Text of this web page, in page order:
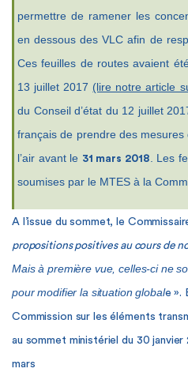
permettre de ramener les
en dessous des VLC afin de
Ces feuilles de routes avaient
13 juillet 2017 (lire notre article
du Conseil d’état du 12 juillet
français de prendre des
l’air avant le 31 mars 2018
. Les
soumises par le MTES à la
A l’issue du sommet, le
propositions positives au cours de
Mais à première vue, celles-ci ne
pour modifier la situation globale ».
Commission sur les éléments
au sommet ministériel du 30
mars